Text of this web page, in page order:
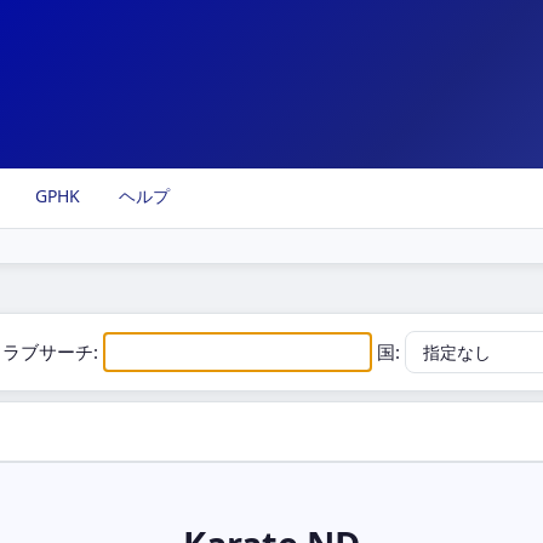
GPHK ヘルプ
ラブサーチ: 国: